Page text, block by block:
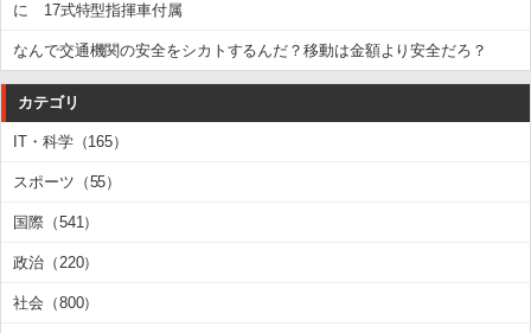
に 17式特型指揮車付属
なんで交通機関の安全をシカトするんだ？移動は金額より安全だろ？
カテゴリ
IT・科学（165）
スポーツ（55）
国際（541）
政治（220）
社会（800）